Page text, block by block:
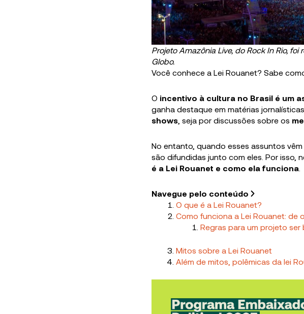
Projeto Amazônia Live, do Rock In Rio,
Globo.
Você conhece a Lei Rouanet? Sabe
O incentivo à cultura no Brasil é um
ganha destaque em matérias
shows , seja por discussões sobre os
No entanto, quando esses assuntos
são difundidas junto com eles. Por isso,
é a Lei Rouanet e como ela funciona
Navegue pelo conteúdo
O que é a Lei Rouanet?
Como funciona a Lei Rouanet: de
Regras para um projeto ser
Mitos sobre a Lei Rouanet
Além de mitos, polêmicas da lei